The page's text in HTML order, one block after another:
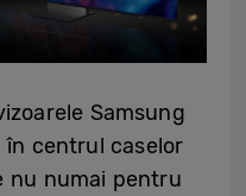
Samsung
centrul caselor
nu numai pentru